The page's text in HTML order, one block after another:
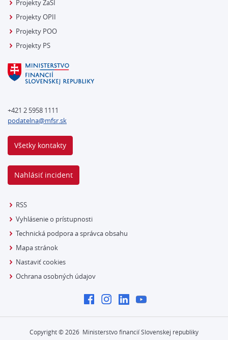
Projekty ZaSI
Projekty OPII
Projekty POO
Projekty PS
+421 2 5958 1111
podatelna@mfsr.sk
Všetky kontakty
Nahlásiť incident
RSS
Vyhlásenie o prístupnosti
Technická podpora a správca obsahu
Mapa stránok
Nastaviť cookies
Ochrana osobných údajov
Copyright © 2026 Ministerstvo financií Slovenskej republiky